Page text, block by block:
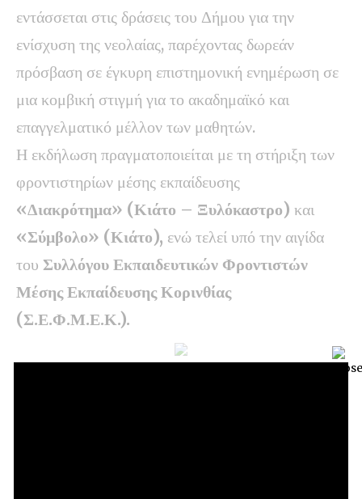
εντάσσεται στις δράσεις του Δήμου για την
ενίσχυση της νεολαίας, παρέχοντας δωρεάν
πρόσβαση σε έγκυρη επιστημονική ενημέρωση σε
μια κομβική στιγμή για το ακαδημαϊκό και
επαγγελματικό μέλλον των μαθητών.
Η εκδήλωση πραγματοποιείται με τη στήριξη των
φροντιστηρίων μέσης εκπαίδευσης
«Διακρότημα» (Κιάτο – Ξυλόκαστρο) και
«Σύμβολο» (Κιάτο), ενώ τελεί υπό την αιγίδα
του Συλλόγου Εκπαιδευτικών Φροντιστών
Μέσης Εκπαίδευσης Κορινθίας
(Σ.Ε.Φ.Μ.Ε.Κ.).